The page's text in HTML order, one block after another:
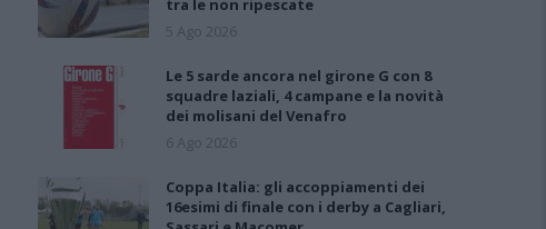
tra le non ripescate
5 Ago 2026
Le 5 sarde ancora nel girone G con 8
squadre laziali, 4 campane e la novità
dei molisani del Venafro
6 Ago 2026
Coppa Italia: gli accoppiamenti dei
16esimi di finale con i derby a Cagliari,